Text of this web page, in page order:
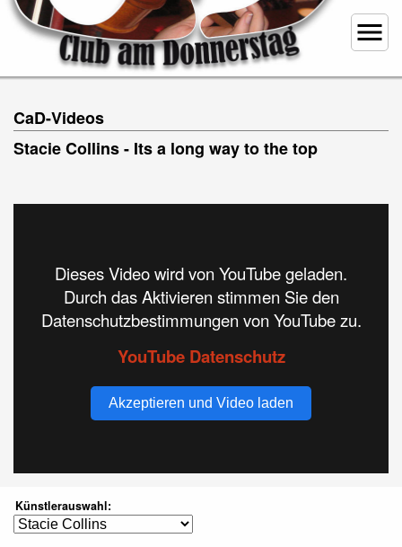
menu
CaD-Videos
Stacie Collins - Its a long way to the top
Dieses Video wird von YouTube geladen.
Durch das Aktivieren stimmen Sie den
Datenschutzbestimmungen von YouTube zu.
YouTube Datenschutz
Akzeptieren und Video laden
Künstlerauswahl: